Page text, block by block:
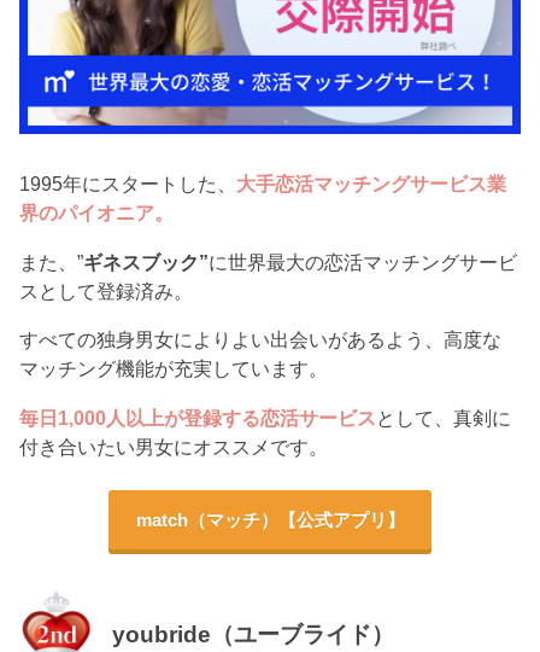
1995年にスタートした、 大手恋活マッチングサービス業
界のパイオニア。
また、”ギネスブック”に世界最大の恋活マッチングサービ
スとして登録済み。
すべての独身男女によりよい出会いがあるよう、高度な
マッチング機能が充実しています。
毎日1,000人以上が登録する恋活サービス として、真剣に
付き合いたい男女にオススメです。
match（マッチ）【公式アプリ】
youbride（ユーブライド）